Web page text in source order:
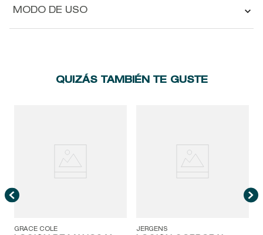
MODO DE USO
QUIZÁS TAMBIÉN TE GUSTE
GRACE COLE JERGENS